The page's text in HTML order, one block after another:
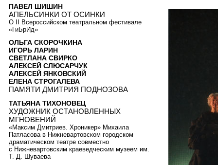
ПАВЕЛ ШИШИН
АПЕЛЬСИНКИ ОТ ОСИНКИ
О II Всероссийском театральном фестивале
«ГиБрИд»
ОЛЬГА СКОРОЧКИНА
ИГОРЬ ЛАРИН
СВЕТЛАНА СВИРКО
АЛЕКСЕЙ СЛЮСАРЧУК
АЛЕКСЕЙ ЯНКОВСКИЙ
ЕЛЕНА СТРОГАЛЕВА
ПАМЯТИ ДМИТРИЯ ПОДНОЗОВА
ТАТЬЯНА ТИХОНОВЕЦ
ХУДОЖНИК ОСТАНОВЛЕННЫХ
МГНОВЕНИЙ
«Максим Дмитриев. Хроникер» Михаила
Патласова в Нижневартовском городском
драматическом театре совместно
с Нижневартовским краеведческим музеем им.
Т. Д. Шуваева